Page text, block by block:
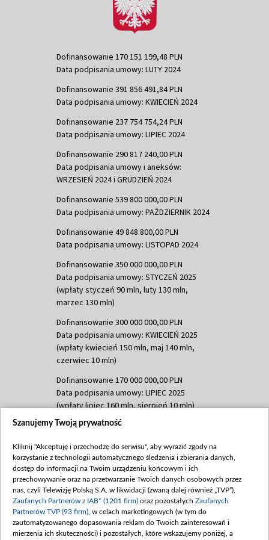
Dofinansowanie 170 151 199,48 PLN
Data podpisania umowy: LUTY 2024
Dofinansowanie 391 856 491,84 PLN
Data podpisania umowy: KWIECIEŃ 2024
Dofinansowanie 237 754 754,24 PLN
Data podpisania umowy: LIPIEC 2024
Dofinansowanie 290 817 240,00 PLN
Data podpisania umowy i aneksów:
WRZESIEŃ 2024 i GRUDZIEŃ 2024
Dofinansowanie 539 800 000,00 PLN
Data podpisania umowy: PAŹDZIERNIK 2024
Dofinansowanie 49 848 800,00 PLN
Data podpisania umowy: LISTOPAD 2024
Dofinansowanie 350 000 000,00 PLN
Data podpisania umowy: STYCZEŃ 2025
(wpłaty styczeń 90 mln, luty 130 mln,
marzec 130 mln)
Dofinansowanie 300 000 000,00 PLN
Data podpisania umowy: KWIECIEŃ 2025
(wpłaty kwiecień 150 mln, maj 140 mln,
czerwiec 10 mln)
Dofinansowanie 170 000 000,00 PLN
Data podpisania umowy: LIPIEC 2025
(wpłaty lipiec 160 mln, sierpień 10 mln)
Dofinansowanie 60 000 000,00 PLN
(wpłata wrzesień 60 mln)
Dofinansowanie 635 783 051,21 PLN
Data podpisania umowy: WRZESIEŃ 2025
(wpłata wrzesień 100 mln, październik 350
mln, listopad 265 mln)
Dofinansowanie 48 862 000,00 PLN
Szanujemy Twoją prywatność
Kliknij "Akceptuję i przechodzę do serwisu", aby wyrazić zgody na
korzystanie z technologii automatycznego śledzenia i zbierania danych,
dostęp do informacji na Twoim urządzeniu końcowym i ich
przechowywanie oraz na przetwarzanie Twoich danych osobowych przez
nas, czyli Telewizję Polską S.A. w likwidacji (zwaną dalej również „TVP”),
Zaufanych Partnerów z IAB* (1201 firm) oraz pozostałych Zaufanych
Partnerów TVP (93 firm) , w celach marketingowych (w tym do
zautomatyzowanego dopasowania reklam do Twoich zainteresowań i
mierzenia ich skuteczności) i pozostałych, które wskazujemy poniżej, a